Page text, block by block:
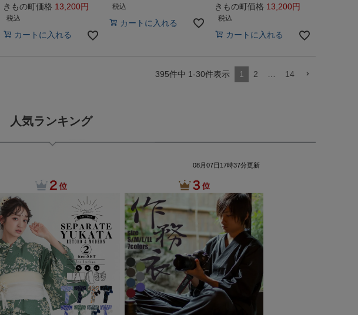
きもの町価格 13,200
税込
カートに入れる
税込
カートに入れる
きもの町価格 13,200
税込
カートに入れる
395件中 1-30件表示 1 2 14
人気ランキング